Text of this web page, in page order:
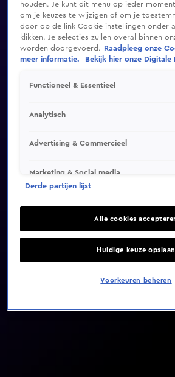
Video helaas niet
houden. Je kunt dit menu op ieder
om je keuzes te wijzigen of om je
door op de link Cookie-instellingen onder
klikken. Je selecties zullen overal binnen
worden doorgevoerd.
Raadpleeg onze
meer informatie.
Bekijk hier onze Digitale
Functioneel & Essentieel
Analytisch
Advertising & Commercieel
Marketing & Social media
Derde partijen lijst
Alle cookies
Huidige keuze opslaan
Voorkeuren beheren